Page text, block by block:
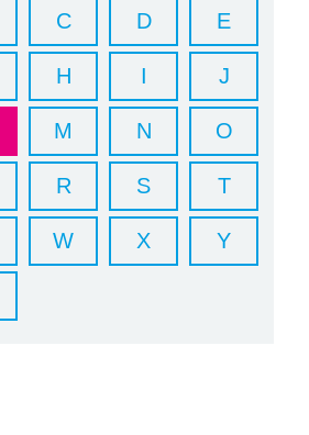
C D E
H I J
M N O
R S T
W X Y